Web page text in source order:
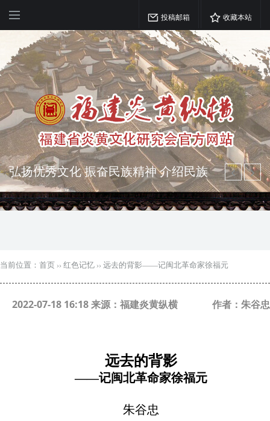
投稿邮箱 收藏本站
弘扬优秀文化 振奋民族精神 介绍民族
瑰宝 宣传中华精英
突出海西特色 报道台港澳侨 坚持古为
当前位置： 首页 ›› 红色记忆 ›› 远去的背影——记闽北革命家徐福元
2022-07-18 16:18 来源：福建炎黄纵横 作者：朱谷忠
远去的背影
——记闽北革命家徐福元
朱谷忠